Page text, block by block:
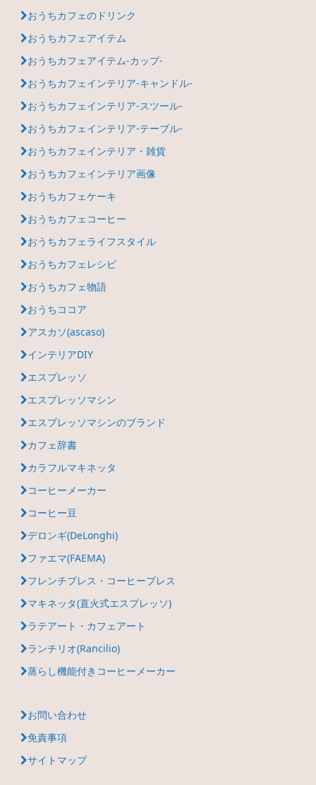
おうちカフェのドリンク
おうちカフェアイテム
おうちカフェアイテム-カップ-
おうちカフェインテリア-キャンドル-
おうちカフェインテリア-スツール-
おうちカフェインテリア-テーブル-
おうちカフェインテリア・雑貨
おうちカフェインテリア画像
おうちカフェケーキ
おうちカフェコーヒー
おうちカフェライフスタイル
おうちカフェレシピ
おうちカフェ物語
おうちココア
アスカソ(ascaso)
インテリアDIY
エスプレッソ
エスプレッソマシン
エスプレッソマシンのブランド
カフェ辞書
カラフルマキネッタ
コーヒーメーカー
コーヒー豆
デロンギ(DeLonghi)
ファエマ(FAEMA)
フレンチプレス・コーヒープレス
マキネッタ(直火式エスプレッソ)
ラテアート・カフェアート
ランチリオ(Rancilio)
蒸らし機能付きコーヒーメーカー
お問い合わせ
免責事項
サイトマップ